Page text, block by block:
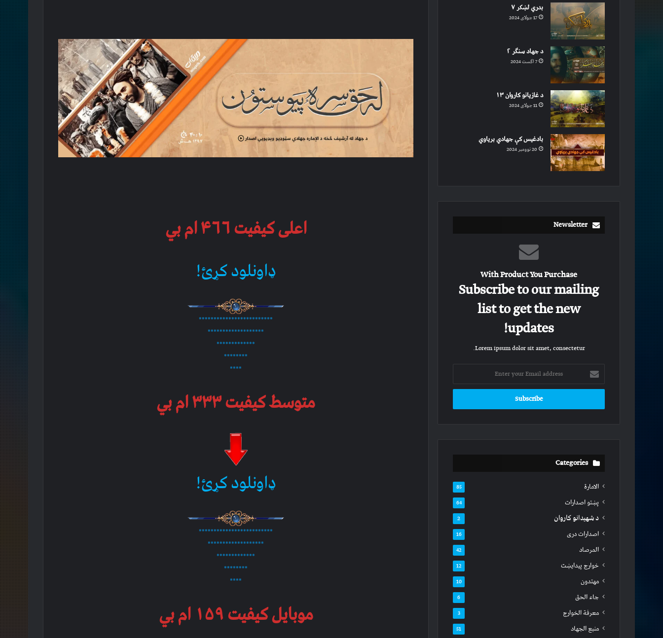
اعلی کیفیت ۴۶۶ ام بي
ډاونلود کړئ!
*************************
*******************
*************
********
****
متوسط کیفیت ۳۳۳ ام بي
ډاونلود کړئ!
*************************
*******************
*************
********
****
موبایل کیفیت ۱۵۹ ام بي
بدري لښکر ۷
17 جولای 2024
د جهاد سنګر ۲
7 اگست 2024
د غازیانو کاروان ۱۳
11 جولای 2024
بادغیس کې جهادي بریاوي
20 نوومبر 2024
Newsletter
With Product You Purchase
Subscribe to our mailing
list to get the new
updates!
Lorem ipsum dolor sit amet, consectetur.
Enter
your
Email
Categories
الامارة 85
پښتو اصدارات 64
د شهیدانو کاروان 2
اصدارات دری 16
المرصاد 42
خوارج پیدایښت 12
مهتدون 10
جاء الحق 6
معرفة الخوارج 3
منبع الجهاد 51